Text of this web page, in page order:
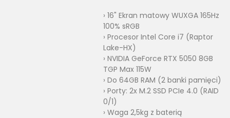
› 16" Ekran matowy WUXGA 165Hz
100% sRGB
› Procesor Intel Core i7 (Raptor
Lake-HX)
› NVIDIA GeForce RTX 5050 8GB
TGP Max 115W
› Do 64GB RAM (2 banki pamięci)
› Porty: 2x M.2 SSD PCIe 4.0 (RAID
0/1)
› Waga 2,5kg z baterią